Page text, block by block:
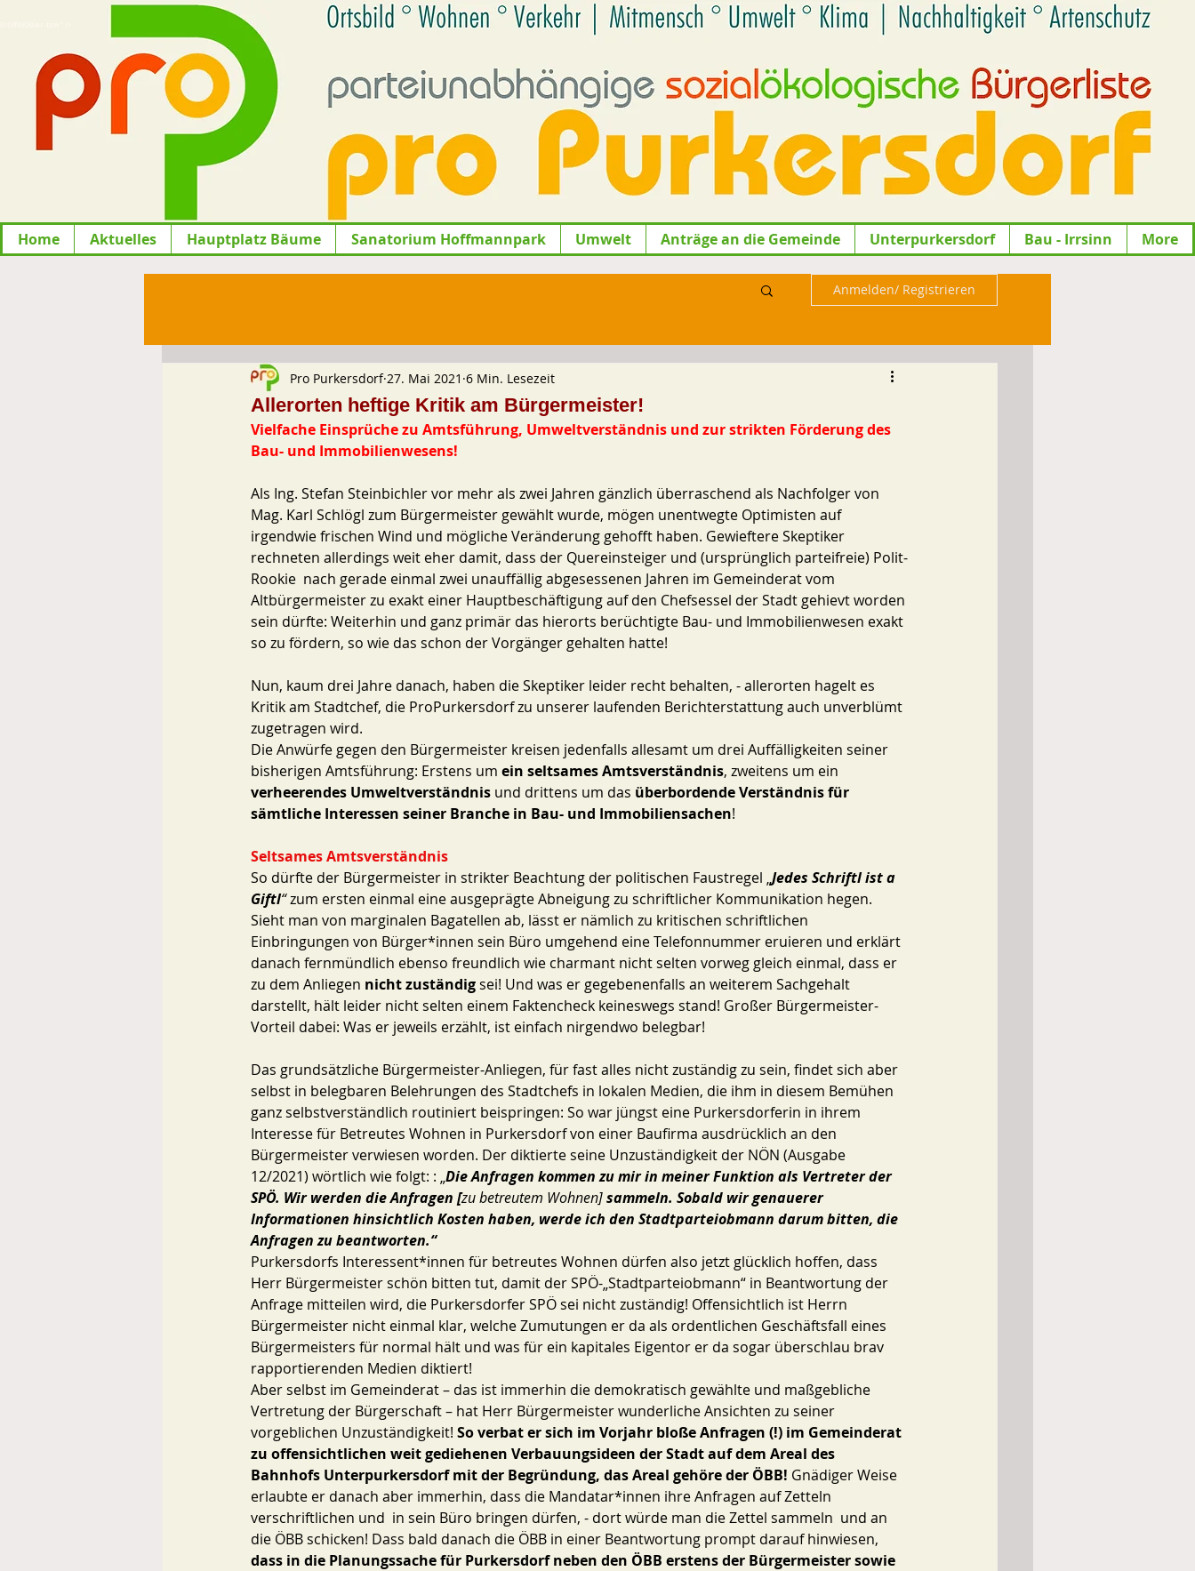
Home Aktuelles Hauptplatz Bäume Sanatorium Hoffmannpark Umwelt Anträge an die Gemeinde Unterpurkersdorf Bau - Irrsinn More
Anmelden/ Registrieren
Allerorten heftige Kritik am Bürgermeister!
Pro Purkersdorf 27. Mai 2021 6 Min. Lesezeit
Vielfache Einsprüche zu Amtsführung, Umweltverständnis und zur strikten Förderung des
Bau- und Immobilienwesens!
Als Ing. Stefan Steinbichler vor mehr als zwei Jahren gänzlich überraschend als Nachfolger von
Mag. Karl Schlögl zum Bürgermeister gewählt wurde, mögen unentwegte Optimisten auf
irgendwie frischen Wind und mögliche Veränderung gehofft haben. Gewieftere Skeptiker
rechneten allerdings weit eher damit, dass der Quereinsteiger und (ursprünglich parteifreie) Polit-
Rookie  nach gerade einmal zwei unauffällig abgesessenen Jahren im Gemeinderat vom
Altbürgermeister zu exakt einer Hauptbeschäftigung auf den Chefsessel der Stadt gehievt worden
sein dürfte: Weiterhin und ganz primär das hierorts berüchtigte Bau- und Immobilienwesen exakt
so zu fördern, so wie das schon der Vorgänger gehalten hatte!
Nun, kaum drei Jahre danach, haben die Skeptiker leider recht behalten, - allerorten hagelt es
Kritik am Stadtchef, die ProPurkersdorf zu unserer laufenden Berichterstattung auch unverblümt
zugetragen wird.
Die Anwürfe gegen den Bürgermeister kreisen jedenfalls allesamt um drei Auffälligkeiten seiner
bisherigen Amtsführung: Erstens um ein seltsames Amtsverständnis, zweitens um ein
verheerendes Umweltverständnis und drittens um das überbordende Verständnis für
sämtliche Interessen seiner Branche in Bau- und Immobiliensachen!
Seltsames Amtsverständnis
So dürfte der Bürgermeister in strikter Beachtung der politischen Faustregel „Jedes Schriftl ist a
Giftl“ zum ersten einmal eine ausgeprägte Abneigung zu schriftlicher Kommunikation hegen.
Sieht man von marginalen Bagatellen ab, lässt er nämlich zu kritischen schriftlichen
Einbringungen von Bürger*innen sein Büro umgehend eine Telefonnummer eruieren und erklärt
danach fernmündlich ebenso freundlich wie charmant nicht selten vorweg gleich einmal, dass er
zu dem Anliegen nicht zuständig sei! Und was er gegebenenfalls an weiterem Sachgehalt
darstellt, hält leider nicht selten einem Faktencheck keineswegs stand! Großer Bürgermeister-
Vorteil dabei: Was er jeweils erzählt, ist einfach nirgendwo belegbar!
Das grundsätzliche Bürgermeister-Anliegen, für fast alles nicht zuständig zu sein, findet sich aber
selbst in belegbaren Belehrungen des Stadtchefs in lokalen Medien, die ihm in diesem Bemühen
ganz selbstverständlich routiniert beispringen: So war jüngst eine Purkersdorferin in ihrem
Interesse für Betreutes Wohnen in Purkersdorf von einer Baufirma ausdrücklich an den
Bürgermeister verwiesen worden. Der diktierte seine Unzuständigkeit der NÖN (Ausgabe
12/2021) wörtlich wie folgt: : „Die Anfragen kommen zu mir in meiner Funktion als Vertreter der
SPÖ. Wir werden die Anfragen [zu betreutem Wohnen] sammeln. Sobald wir genauerer
Informationen hinsichtlich Kosten haben, werde ich den Stadtparteiobmann darum bitten, die
Anfragen zu beantworten.“
Purkersdorfs Interessent*innen für betreutes Wohnen dürfen also jetzt glücklich hoffen, dass
Herr Bürgermeister schön bitten tut, damit der SPÖ-„Stadtparteiobmann“ in Beantwortung der
Anfrage mitteilen wird, die Purkersdorfer SPÖ sei nicht zuständig! Offensichtlich ist Herrn
Bürgermeister nicht einmal klar, welche Zumutungen er da als ordentlichen Geschäftsfall eines
Bürgermeisters für normal hält und was für ein kapitales Eigentor er da sogar überschlau brav
rapportierenden Medien diktiert!
Aber selbst im Gemeinderat – das ist immerhin die demokratisch gewählte und maßgebliche
Vertretung der Bürgerschaft – hat Herr Bürgermeister wunderliche Ansichten zu seiner
vorgeblichen Unzuständigkeit! So verbat er sich im Vorjahr bloße Anfragen (!) im Gemeinderat
zu offensichtlichen weit gediehenen Verbauungsideen der Stadt auf dem Areal des
Bahnhofs Unterpurkersdorf mit der Begründung, das Areal gehöre der ÖBB! Gnädiger Weise
erlaubte er danach aber immerhin, dass die Mandatar*innen ihre Anfragen auf Zetteln
verschriftlichen und  in sein Büro bringen dürfen, - dort würde man die Zettel sammeln  und an
die ÖBB schicken! Dass bald danach die ÖBB in einer Beantwortung prompt darauf hinwiesen,
dass in die Planungssache für Purkersdorf neben den ÖBB erstens der Bürgermeister sowie